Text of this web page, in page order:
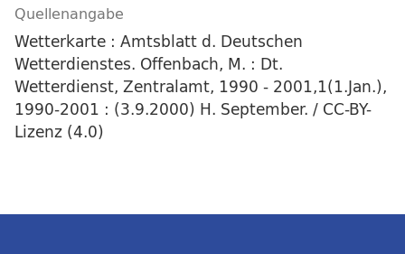
Quellenangabe
Wetterkarte : Amtsblatt d. Deutschen
Wetterdienstes. Offenbach, M. : Dt.
Wetterdienst, Zentralamt, 1990 - 2001,1(1.Jan.),
1990-2001 : (3.9.2000) H. September. / CC-BY-
Lizenz (4.0)